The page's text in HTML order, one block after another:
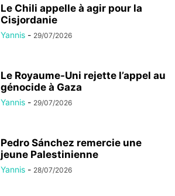
Le Chili appelle à agir pour la
Cisjordanie
Yannis - 29/07/2026
Le Royaume-Uni rejette l’appel au
génocide à Gaza
Yannis - 29/07/2026
Pedro Sánchez remercie une
jeune Palestinienne
Yannis - 28/07/2026